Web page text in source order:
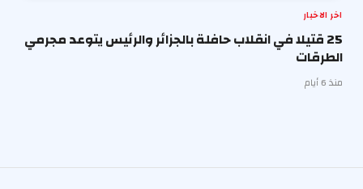
اخر الاخبار
25 قتيلا في انقلاب حافلة بالجزائر والرئيس يتوعد مجرمي
الطرقات
منذ 6 أيام